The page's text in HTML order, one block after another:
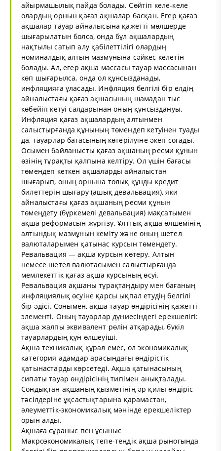
айырмашылық пайда болады. Сөйтіп келе-келе
олардың орнын қағаз ақшалар басқан. Егер қағаз
ақшалар тауар айналысына қажетті мөлшерде
шығарылатын болса, онда бұл ақшалардың
нақтылы сатып алу қабілеттілігі олардың
номиналдық алтын мазмұнына сәйкес келетін
болады. Ал, егер ақша массасы тауар массасынан
көп шығарылса, онда ол құнсызданады,
инфляцияға ұласады. Инфляция белгілі бір елдің
айналыстағы қағаз ақшасының шамадан тыс
көбейіп кетуі салдарынан оның құнсыздануы.
Инфляция қағаз ақшалардың алтынмен
салыстырғанда құнының төмендеп кетуінен туады
да, тауарлар бағасының көтерілуіне әкеп соғады.
Осымен байланысты қағаз ақшаның ресми құнын
өзінің тұрақты қалпына келтіру. Ол үшін бағасы
төмендеп кеткен ақшаларды айналыстан
шығарып, оның орнына толық құнды кредит
билеттерін шығару (ашық девальвация), яки
айналыстағы қағаз ақшаның ресми құнын
төмеңдету (бүркемелі девальвация) мақсатымен
ақша реформасын жүргізу. Ұлттық ақша өлшемінің
алтындық мазмұнын кеміту және оның шетел
валюталарымен қатынас курсын төмендету.
Ревальвация — ақша курсын көтеру. Алтын
немесе шетел валютасымен салыстырғанда
мемлекеттік қағаз ақша курсының өсуі.
Ревальвация ақшаны тұрақтаңдыру мен бағаның
инфляциялық өсуіне қарсы ықпал етудің белгілі
бір әдісі. Сонымен, ақша тауар өндірісінің қажетті
элементі. Оның тауарлар дүниесіндегі ерекшелігі:
ақша жалпы эквивалент рөлін атқарады, бүкіл
тауарлардың құн өлшеуіші.
Ақша техникалық құрал емес, ол экономикалық
категория адамдар арасындағы өндірістік
қатынастарды көрсетеді. Ақша қатынасының
сипаты тауар өндірісінің типімен анықталады.
Сондықтан ақшаның қызметінің әр қилы өндіріс
тәсілдеріне ұқсастықтарына қарамастан,
әлеуметтік-экономикалық мәнінде ерекшеліктер
орын алды.
Ақшаға сұраныс пен ұсыныс
Макроэкономикалық тепе-теңдік ақша рыногында